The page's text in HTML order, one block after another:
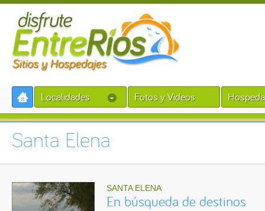
Localidades Fotos y Videos
Santa Elena
SANTA ELENA
En búsqueda de destinos